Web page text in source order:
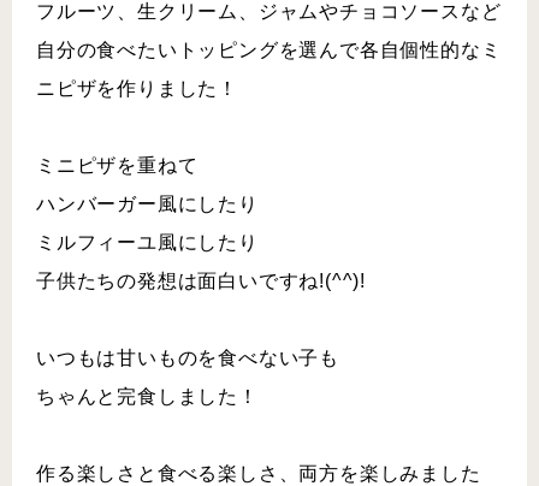
フルーツ、生クリーム、ジャムやチョコソースなど
自分の食べたいトッピングを選んで各自個性的なミ
ニピザを作りました！
ミニピザを重ねて
ハンバーガー風にしたり
ミルフィーユ風にしたり
子供たちの発想は面白いですね!(^^)!
いつもは甘いものを食べない子も
ちゃんと完食しました！
作る楽しさと食べる楽しさ、両方を楽しみました